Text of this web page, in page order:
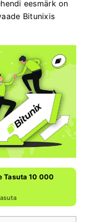
eesmärk on
Bitunixis
Tasuta 10 000